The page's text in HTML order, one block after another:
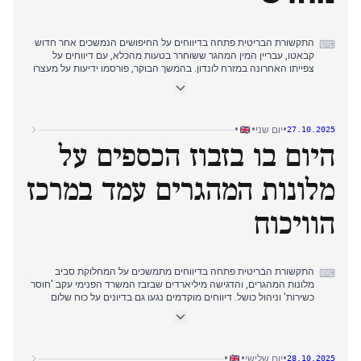
⌨ התקשורת הבריטית פתחה בדיווחים על החיפושים הנמשכים אחר חדוש
קבאטו, עבריין המין המהגר ששוחרר בטעות מהכלא, עם דיווחים על
צפייתו האחרונה במזרח לונדון. בהמשך הבוקר, פורסמו ידיעות על מעצרו
ה"ספקטייטור" הדגיש את השכיחות של שחרורים שגויים מהכלא.
קבאטו בפארק פינסברי, כאשר ראש הממשלה הדגיש את גירושו
הממשמש ובא. בערב התפתחו דיווחים נוספים לגבי הגירוש המתוכנן
ותגובות חריפות מצד משפחת הקורבן, שהביעו זעם על שחרורו השגוי.
בנפרד, פורסמו כתבות על רווחי המפלגה הקומוניסטית הסינית מבתי מלון
למהגרים בבריטניה ועל עמדתה של נשיאת אירלנד החדשה בנוגע
לחמאס.
27.10.2025
•יום שני•
•
היום בו בזבוז הכספים על
מלונות המהגרים עמד במרכז
הוויכוח
⌨ התקשורת הבריטית פתחה בדיווחים מתמשכים על המחלוקת סביב
מלונות המהגרים, והדגישה מיליארדים שבזבז המשרד הפנימי עקב 'חוסר
כשירות' וניהול כושל. דיווחים מוקדמים נגעו גם בדיונים על כוח שלום
28.10.2025 יום שלישי